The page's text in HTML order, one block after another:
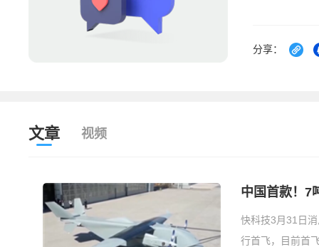
分享：
文章 视频
中国首款！7
快科技3月31日
行首飞，目前首